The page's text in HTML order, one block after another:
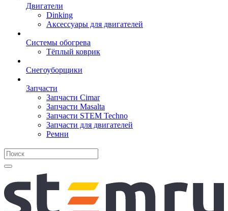
Двигатели
Dinking
Аксессуары для двигателей
Системы обогрева
Тёплый коврик
Снегоуборщики
Запчасти
Запчасти Cimar
Запчасти Masalta
Запчасти STEM Techno
Запчасти для двигателей
Ремни